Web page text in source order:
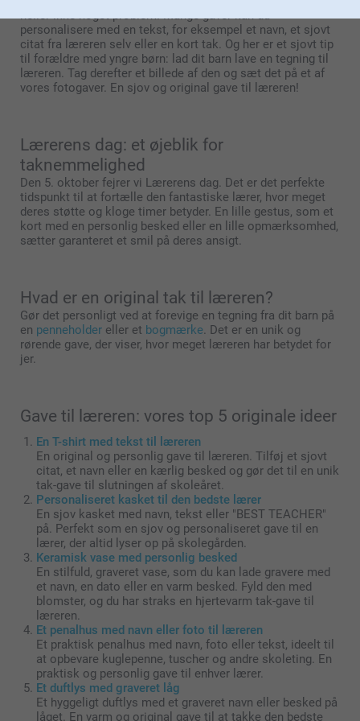
heller ikke noget problem! Mange gaver kan du
personalisere med en tekst, for eksempel et navn, et sjovt
citat fra læreren selv eller en kort tak. Og her er et sjovt tip
til forældre med yngre børn: lad dit barn lave en tegning til
læreren. Tag derefter et billede af den og sæt det på et af
vores fotogaver. En sjov og original gave til læreren!
Lærerens dag: et øjeblik for
taknemmelighed
Den 5. oktober fejrer vi Lærerens dag. Det er det perfekte
tidspunkt til at fortælle den fantastiske lærer, hvor meget
deres støtte og kloge timer betyder. En lille gestus, som et
kort med en personlig besked eller en lille opmærksomhed,
sætter garanteret et smil på deres ansigt.
Hvad er en original tak til læreren?
Gør det personligt ved at forevige en tegning fra dit barn på
en penneholder eller et bogmærke. Det er en unik og
rørende gave, der viser, hvor meget læreren har betydet for
jer.
Gave til læreren: vores top 5 originale ideer
En T-shirt med tekst til læreren
En original og personlig gave til læreren. Tilføj et sjovt
citat, et navn eller en kærlig besked og gør det til en unik
tak-gave til slutningen af skoleåret.
Personaliseret kasket til den bedste lærer
En sjov kasket med navn, tekst eller "BEST TEACHER"
på. Perfekt som en sjov og personaliseret gave til en
lærer, der altid lyser op på skolegården.
Keramisk vase med personlig besked
En stilfuld, graveret vase, som du kan lade gravere med
et navn, en dato eller en varm besked. Fyld den med
blomster, og du har straks en hjertevarm tak-gave til
læreren.
Et penalhus med navn eller foto til læreren
Et praktisk penalhus med navn, foto eller tekst, ideelt til
at opbevare kuglepenne, tuscher og andre skoleting. En
praktisk og personlig gave til enhver lærer.
Et duftlys med graveret låg
Et hyggeligt duftlys med et graveret navn eller besked på
låget. En varm og original gave til at takke den bedste